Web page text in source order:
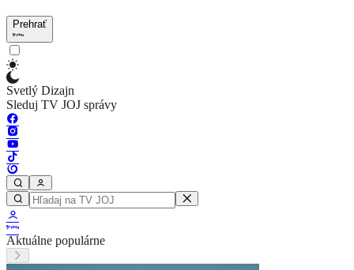
Prehrať
Svetlý Dizajn
Sleduj TV JOJ správy
Aktuálne populárne